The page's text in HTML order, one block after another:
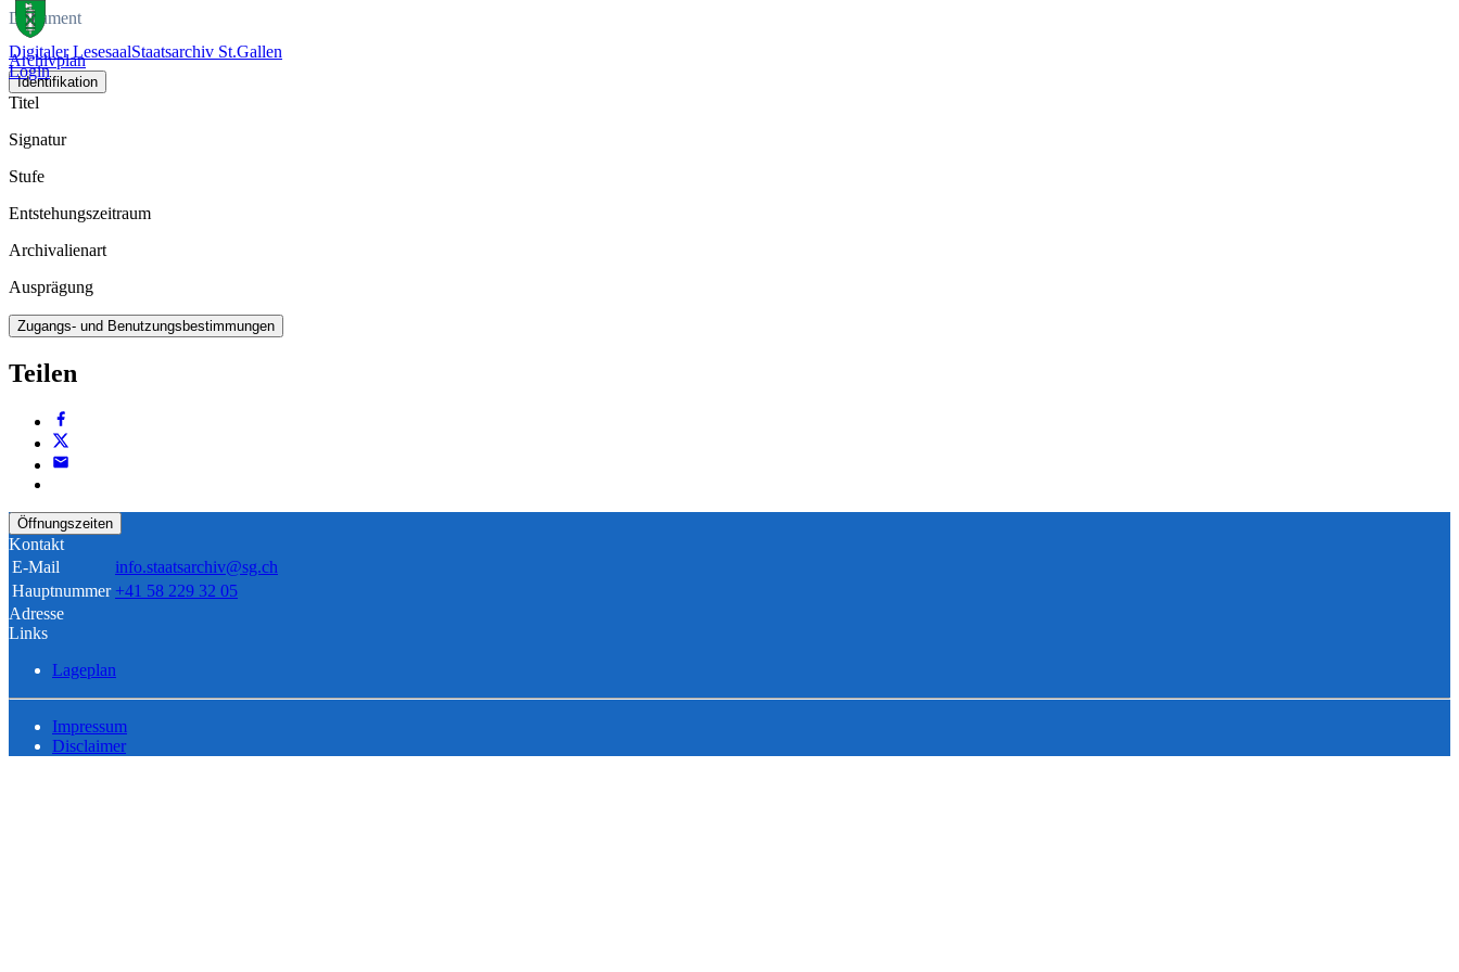
Digitaler LesesaalStaatsarchiv St.Gallen
Login
Dokument
Archivplan
Identifikation
Titel
Signatur
Stufe
Entstehungszeitraum
Archivalienart
Ausprägung
Zugangs- und Benutzungsbestimmungen
Teilen
Öffnungszeiten
Kontakt
E-Mail
info.staatsarchiv@sg.ch
Hauptnummer +41 58 229 32 05
Adresse
Links
Lageplan
Impressum
Disclaimer